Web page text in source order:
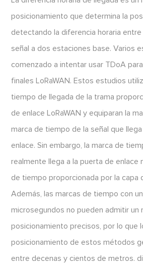
posicionamiento que determina la
detectando la diferencia horaria entre
señal a dos estaciones base. Varios
comenzado a intentar usar TDoA
finales LoRaWAN. Estos estudios
tiempo de llegada de la trama
de enlace LoRaWAN y equiparan la
marca de tiempo de la señal que
enlace. Sin embargo, la marca de
realmente llega a la puerta de enlace
de tiempo proporcionada por la capa
Además, las marcas de tiempo con
microsegundos no pueden admitir un
posicionamiento precisos, por lo que
posicionamiento de estos métodos
entre decenas y cientos de metros.